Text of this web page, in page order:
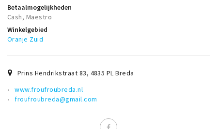
Betaalmogelijkheden
Cash, Maestro
Winkelgebied
Oranje Zuid
Prins Hendrikstraat 83, 4835 PL Breda
www.froufroubreda.nl
froufroubreda@gmail.com